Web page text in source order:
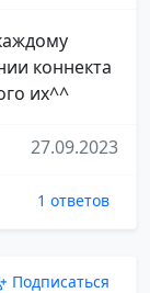
коннекта
их^^
27.09.2023
1 ответов
Подписаться